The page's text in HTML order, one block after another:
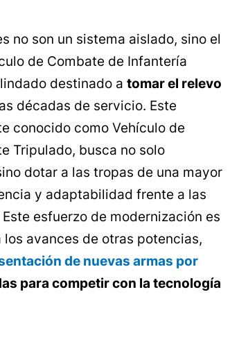
no son un sistema aislado, sino el
de Combate de Infantería
destinado a tomar el relevo
décadas de servicio. Este
conocido como Vehículo de
Tripulado, busca no solo
dotar a las tropas de una mayor
y adaptabilidad frente a las
esfuerzo de modernización es
avances de otras potencias,
de nuevas armas por
para competir con la tecnología